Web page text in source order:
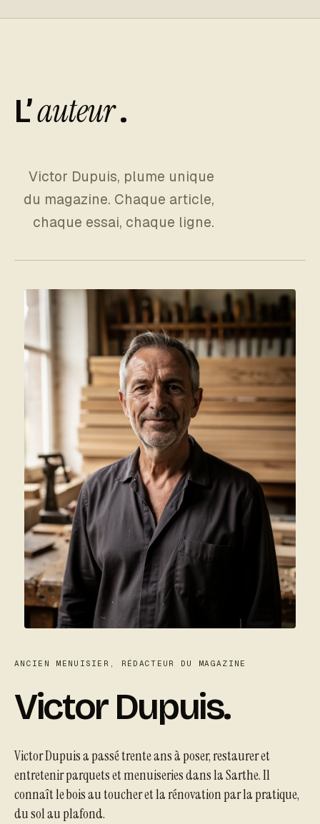
L’auteur.
Victor Dupuis, plume unique
du magazine. Chaque article,
chaque essai, chaque ligne.
ANCIEN MENUISIER, RÉDACTEUR DU MAGAZINE
Victor Dupuis.
Victor Dupuis a passé trente ans à poser, restaurer et
entretenir parquets et menuiseries dans la Sarthe. Il
connaît le bois au toucher et la rénovation par la pratique,
du sol au plafond.